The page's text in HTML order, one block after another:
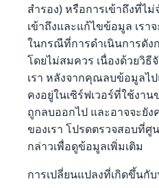
สำรอง) หรือการเข้าถึงที่ไ
เข้าถึงและแก้ไขข้อมูล เรา
ในกรณีที่การดำเนินการดัง
โดยไม่สมควร เนื่องด้วยวิธี
เรา หลังจากคุณลบข้อมูลไป
คงอยู่ในเซิร์ฟเวอร์ที่ใช้งา
ถูกลบออกไป และอาจจะยั
ของเรา โปรดตรวจสอบที่ศู
กล่าวเพื่อดูข้อมูลเพิ่มเติม
การเปลี่ยนแปลงที่เกิดขึ้นกั